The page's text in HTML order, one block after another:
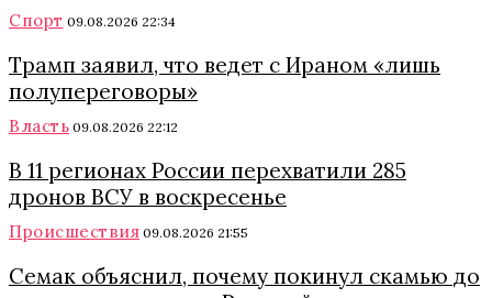
Спорт 09.08.2026 22:34
Трамп заявил, что ведет с Ираном «лишь
полупереговоры»
Власть 09.08.2026 22:12
В 11 регионах России перехватили 285
дронов ВСУ в воскресенье
Происшествия 09.08.2026 21:55
Семак объяснил, почему покинул скамью до